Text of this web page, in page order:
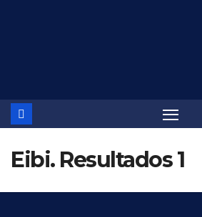
Eibi. Resultados 1